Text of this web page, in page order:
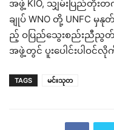
အဖွဲ့ KIO, သျှမ်းပြည်တိုးတ
ချုပ် WNO တို့ UNFC
ည့် ဝပြည်သွေးစည်းညီညွတ်ရ
အဖွဲ့တွင် ပူးပေါင်းပါဝင်
TAGS မင်းသုတ